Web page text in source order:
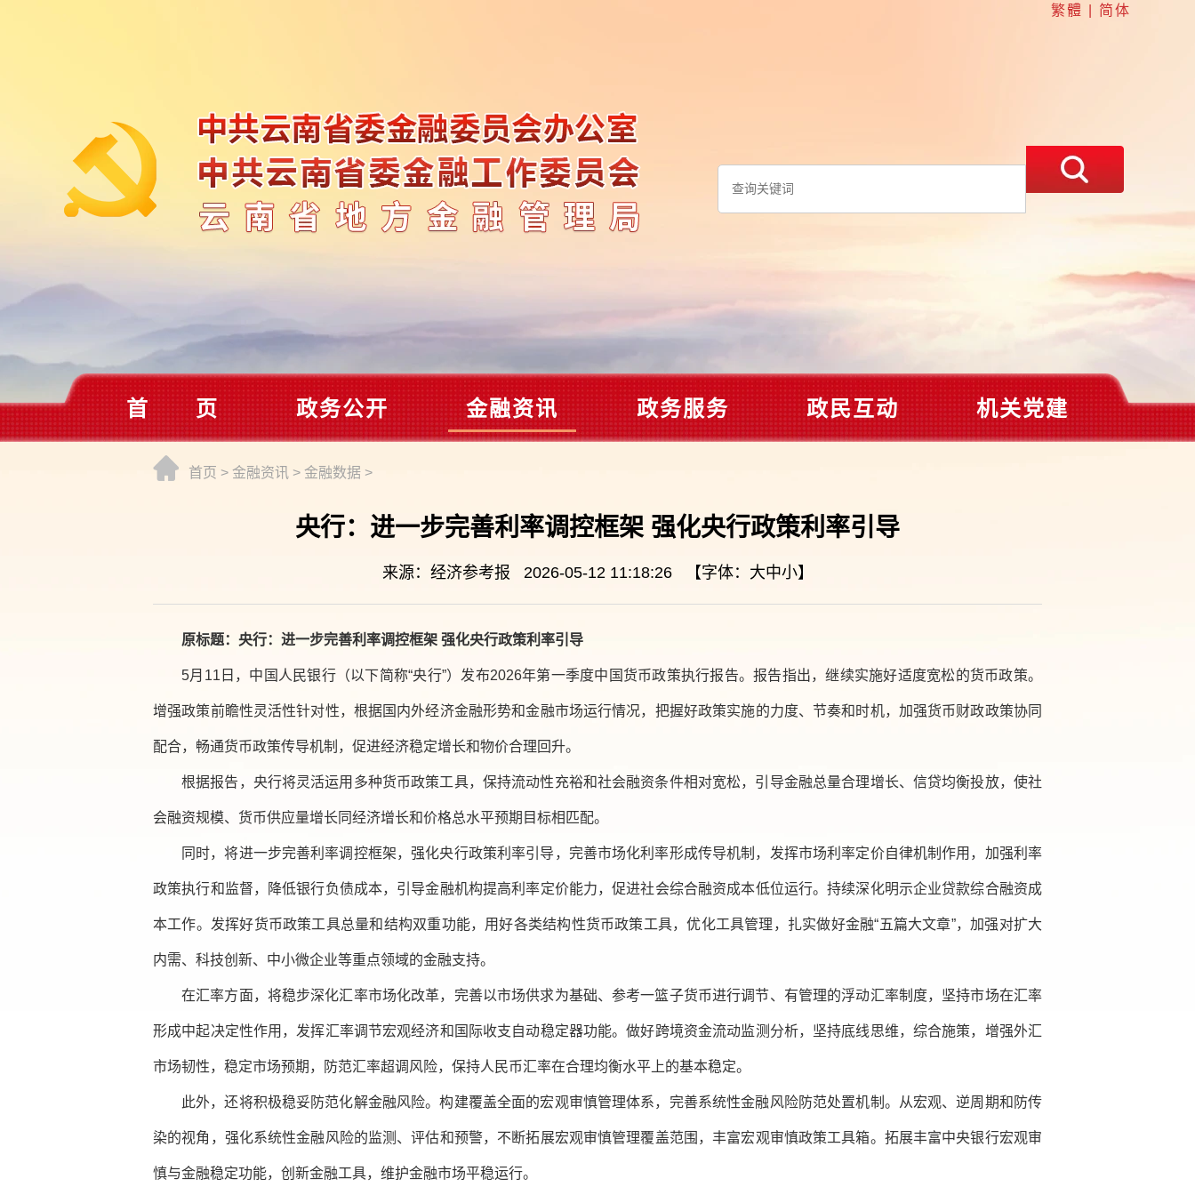
繁體 简体
首 页 政务公开 金融资讯 政务服务 政民互动 机关党建
首页 > 金融资讯 > 金融数据 >
央行：进一步完善利率调控框架 强化央行政策利率引导
来源：经济参考报 2026-05-12 11:18:26 【字体： 大中小】
原标题：央行：进一步完善利率调控框架 强化央行政策利率引导
5月11日，中国人民银行（以下简称“央行”）发布2026年第一季度中国货币政策执行报告。报告指出，继续实施好适度宽松的货币政策。
增强政策前瞻性灵活性针对性，根据国内外经济金融形势和金融市场运行情况，把握好政策实施的力度、节奏和时机，加强货币财政政策协同
配合，畅通货币政策传导机制，促进经济稳定增长和物价合理回升。
根据报告，央行将灵活运用多种货币政策工具，保持流动性充裕和社会融资条件相对宽松，引导金融总量合理增长、信贷均衡投放，使社
会融资规模、货币供应量增长同经济增长和价格总水平预期目标相匹配。
同时，将进一步完善利率调控框架，强化央行政策利率引导，完善市场化利率形成传导机制，发挥市场利率定价自律机制作用，加强利率
政策执行和监督，降低银行负债成本，引导金融机构提高利率定价能力，促进社会综合融资成本低位运行。持续深化明示企业贷款综合融资成
本工作。发挥好货币政策工具总量和结构双重功能，用好各类结构性货币政策工具，优化工具管理，扎实做好金融“五篇大文章”，加强对扩大
内需、科技创新、中小微企业等重点领域的金融支持。
在汇率方面，将稳步深化汇率市场化改革，完善以市场供求为基础、参考一篮子货币进行调节、有管理的浮动汇率制度，坚持市场在汇率
形成中起决定性作用，发挥汇率调节宏观经济和国际收支自动稳定器功能。做好跨境资金流动监测分析，坚持底线思维，综合施策，增强外汇
市场韧性，稳定市场预期，防范汇率超调风险，保持人民币汇率在合理均衡水平上的基本稳定。
此外，还将积极稳妥防范化解金融风险。构建覆盖全面的宏观审慎管理体系，完善系统性金融风险防范处置机制。从宏观、逆周期和防传
染的视角，强化系统性金融风险的监测、评估和预警，不断拓展宏观审慎管理覆盖范围，丰富宏观审慎政策工具箱。拓展丰富中央银行宏观审
慎与金融稳定功能，创新金融工具，维护金融市场平稳运行。